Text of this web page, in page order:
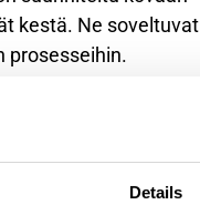
Details
kestä. Ne
prosesseihin.
Path® -teknologiaa,
Laaja
kanssa